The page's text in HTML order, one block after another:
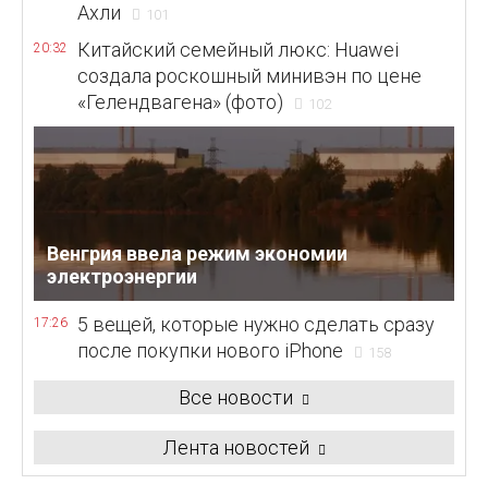
Ахли
101
20:32
Китайский семейный люкс: Huawei
создала роскошный минивэн по цене
«Гелендвагена» (фото)
102
Венгрия ввела режим экономии
электроэнергии
17:26
5 вещей, которые нужно сделать сразу
после покупки нового iPhone
158
Все новости
Лента новостей